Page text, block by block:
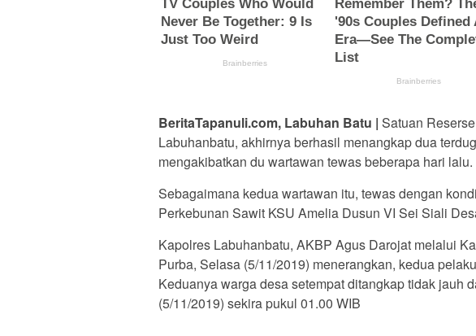
BeritaTapanuli.com, Labuhan Batu | Satuan
Labuhanbatu, akhirnya berhasil menangkap dua
mengakibatkan du wartawan tewas beberapa hari lalu.
Sebagaimana kedua wartawan itu, tewas dengan
Perkebunan Sawit KSU Amelia Dusun VI Sei Siali
Kapolres Labuhanbatu, AKBP Agus Darojat melalui
Purba, Selasa (5/11/2019) menerangkan, kedua
Keduanya warga desa setempat ditangkap tidak jauh
(5/11/2019) sekira pukul 01.00 WIB